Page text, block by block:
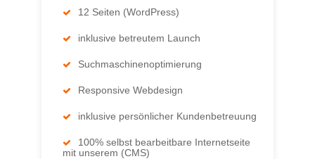
12 Seiten (WordPress)
inklusive betreutem Launch
Suchmaschinenoptimierung
Responsive Webdesign
inklusive persönlicher Kundenbetreuung
100% selbst bearbeitbare Internetseite
mit unserem (CMS)